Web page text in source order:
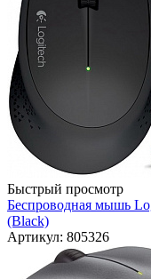
Быстрый просмотр
Беспроводная мышь
(Black)
Артикул: 805326